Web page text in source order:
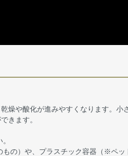
燥や酸化が進みやすくなります。小
きます。
もの）や、プラスチック容器（※ペッ